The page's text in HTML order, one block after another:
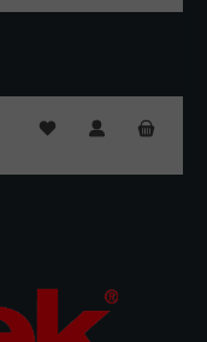
Vous avez 0